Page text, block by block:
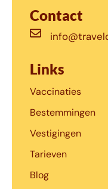
Contact
Links
Vaccinaties
Bestemmingen
Vestigingen
Tarieven
Blog